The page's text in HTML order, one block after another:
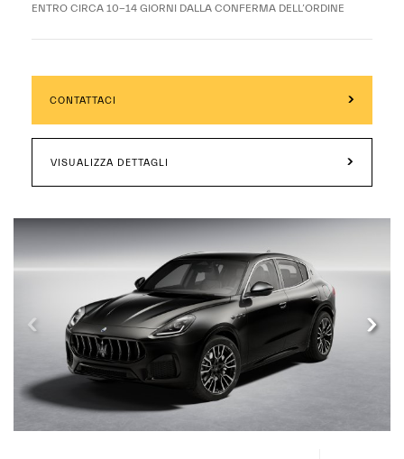
ENTRO CIRCA 10-14 GIORNI DALLA CONFERMA DELL’ORDINE
CONTATTACI
VISUALIZZA DETTAGLI